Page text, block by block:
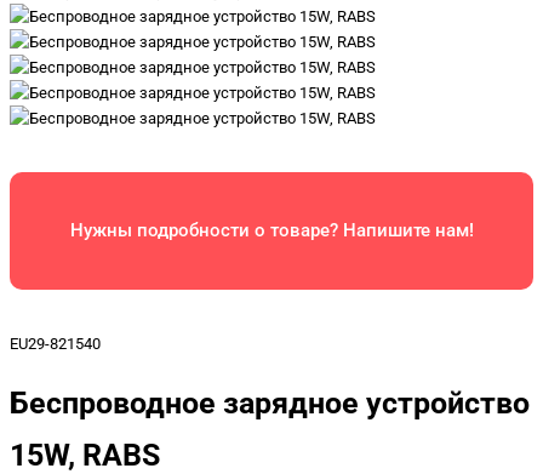
Нужны подробности о товаре? Напишите нам!
EU29-821540
Беспроводное зарядное устройство
15W, RABS